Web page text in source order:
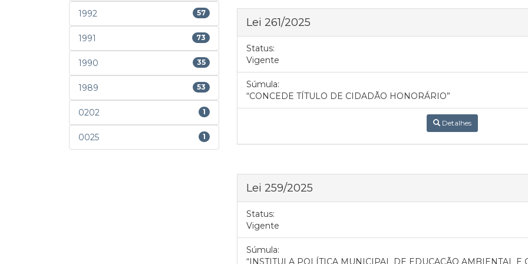
1992 57
1991 73
1990 35
1989 53
0202 1
0025 1
Lei 261/2025
Status:
Vigente
Súmula:
“CONCEDE TÍTULO DE CIDADÃO HONORÁRIO”
Detalhes
Lei 259/2025
Status:
Vigente
Súmula:
“INSTITUI A POLÍTICA MUNICIPAL DE EDUCAÇÃO AMBIENTAL E